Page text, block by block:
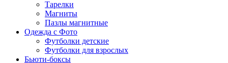
Тарелки
Магниты
Пазлы магнитные
Одежда с Фото
Футболки детские
Футболки для взрослых
Бьюти-боксы